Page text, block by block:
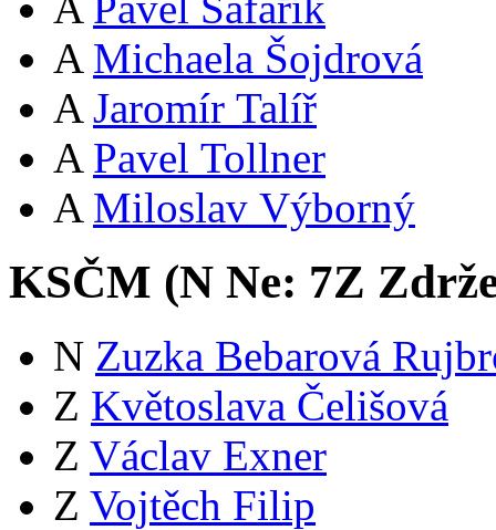
A Michaela Šojdrová
A Jaromír Talíř
A Pavel Tollner
A Miloslav Výborný
KSČM (N Ne: 7Z
N Zuzka Bebarová
Z Květoslava Čelišová
Z Václav Exner
Z Vojtěch Filip